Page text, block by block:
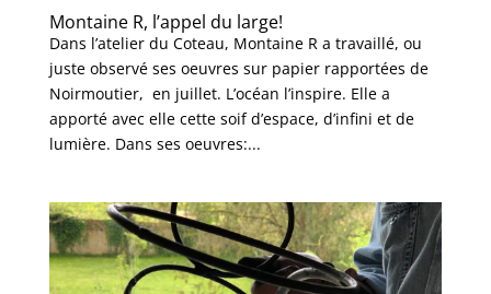
Montaine R, l’appel du large!
Dans l’atelier du Coteau, Montaine R a travaillé, ou
juste observé ses oeuvres sur papier rapportées de
Noirmoutier, en juillet. L’océan l’inspire. Elle a
apporté avec elle cette soif d’espace, d’infini et de
lumière. Dans ses oeuvres:...